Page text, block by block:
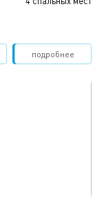
подробнее
Забронировать